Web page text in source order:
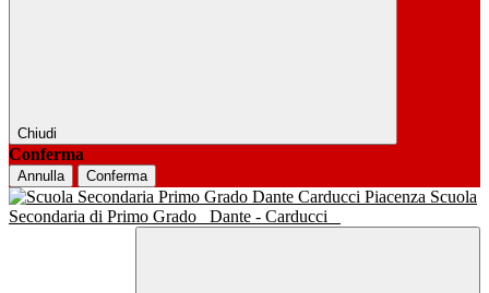
Chiudi
Conferma
Annulla Conferma
Scuola
Secondaria di Primo Grado
Dante - Carducci